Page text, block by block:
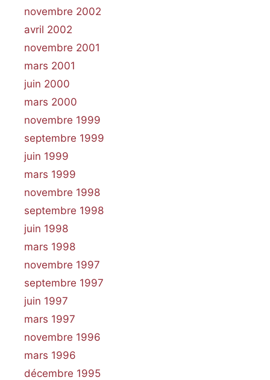
novembre 2002
avril 2002
novembre 2001
mars 2001
juin 2000
mars 2000
novembre 1999
septembre 1999
juin 1999
mars 1999
novembre 1998
septembre 1998
juin 1998
mars 1998
novembre 1997
septembre 1997
juin 1997
mars 1997
novembre 1996
mars 1996
décembre 1995